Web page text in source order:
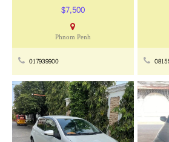
$7,500
Phnom Penh
017939900